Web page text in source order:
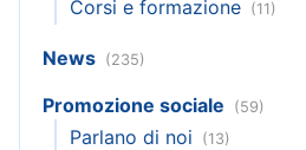
Corsi e formazione (11)
News (235)
Promozione sociale (59)
Parlano di noi (13)